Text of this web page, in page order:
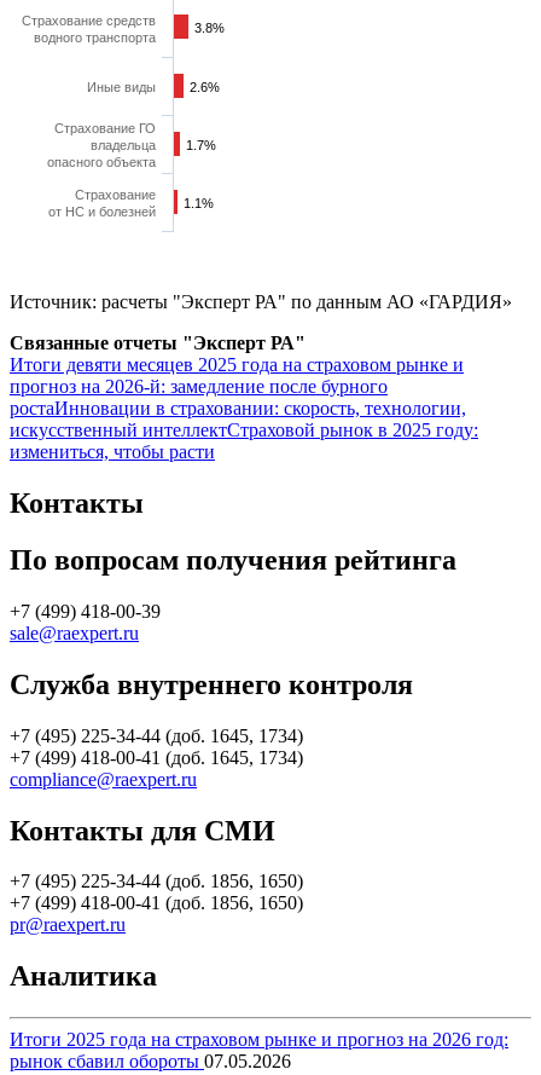
3.8%
3.8%
2.6%
2.6%
1.7%
1.7%
1.1%
1.1%
Страхование средств
водного транспорта
Иные виды
Страхование ГО
владельца
опасного объекта
Страхование
от НС и болезней
Источник: расчеты "Эксперт РА" по данным АО «ГАРДИЯ»
Связанные отчеты "Эксперт РА"
Итоги девяти месяцев 2025 года на страховом рынке и
прогноз на 2026-й: замедление после бурного
ростаИнновации в страховании: скорость, технологии,
искусственный интеллектСтраховой рынок в 2025 году:
измениться, чтобы расти
Контакты
По вопросам получения рейтинга
+7 (499) 418-00-39
sale@raexpert.ru
Служба внутреннего контроля
+7 (495) 225-34-44 (доб. 1645, 1734)
+7 (499) 418-00-41 (доб. 1645, 1734)
compliance@raexpert.ru
Контакты для СМИ
+7 (495) 225-34-44 (доб. 1856, 1650)
+7 (499) 418-00-41 (доб. 1856, 1650)
pr@raexpert.ru
Аналитика
Итоги 2025 года на страховом рынке и прогноз на 2026 год:
рынок сбавил обороты 07.05.2026